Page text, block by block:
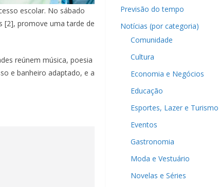
escolar. No sábado
[2], promove uma tarde de
reúnem música, poesia
e banheiro adaptado, e a
Previsão do tempo
Notícias (por categoria)
Comunidade
Cultura
Economia e Negócios
Educação
Esportes, Lazer e Turismo
Eventos
Gastronomia
Moda e Vestuário
Novelas e Séries